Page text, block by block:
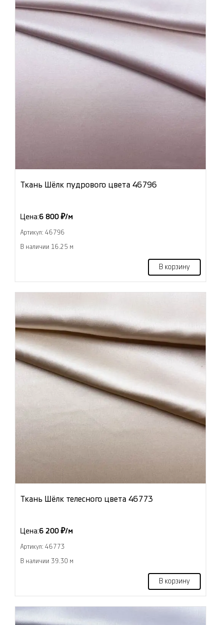
Ткань Шёлк пудрового цвета 46796
Цена:6 800 ₽/м
Артикул: 46796
В наличии 16.25 м
В корзину
Ткань Шёлк телесного цвета 46773
Цена:6 200 ₽/м
Артикул: 46773
В наличии 39.30 м
В корзину